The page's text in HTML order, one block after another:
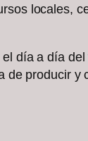
locales,
día a día
de producir y